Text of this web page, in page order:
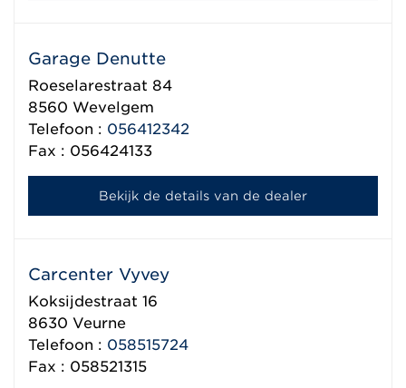
Garage Denutte
Roeselarestraat 84
8560 Wevelgem
Telefoon : 056412342
Fax : 056424133
Bekijk de details van de dealer
Carcenter Vyvey
Koksijdestraat 16
8630 Veurne
Telefoon : 058515724
Fax : 058521315